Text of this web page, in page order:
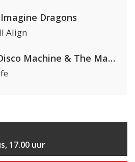
Dragons
Align
Purple Disco Machine & The Magician
17.00 uur